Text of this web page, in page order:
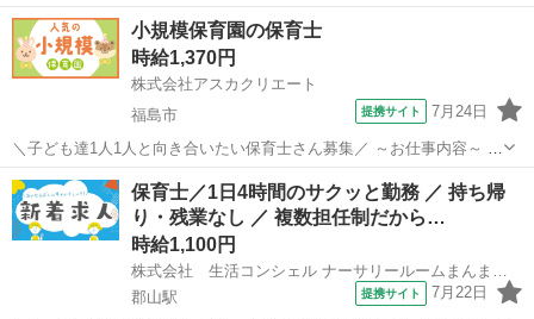
ご相談ください 歩行が困難なご利用者様の元へ訪問し、 医師の同意の
もと、循環改善や筋緊張の緩和を主な目的とした訪問マッサージ(医療
保険適用)を行います。 1日あたりの...
アルバイト・パート
小規模保育園の保育士
時給1,370円
株式会社アスカクリエート
福島市
提携サイト 7月24日
＼子ども達1人1人と向き合いたい保育士さん募集／ ～お仕事内容～ 0
～2歳児の保育業務全般お願いします★ 定員：18名 現在の園児数↓ 0歳
児：2名(→5名まで増える予定) 1歳児：6名 2歳児：7名 ～勤務時間～
...
福島 福島市 保育士
保育士／1日4時間のサクッと勤務 ／ 持ち帰
り・残業なし ／ 複数担任制だから…
時給1,100円
郡山駅
提携サイト 7月22日